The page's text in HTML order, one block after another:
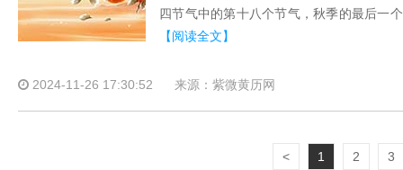
四节气中的第十八个节气，秋季的最后一
【阅读全文】
2024-11-26 17:30:52 来源：紫微黄历网
< 1 2 3